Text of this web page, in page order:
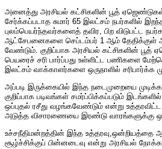
அனைத்து அரசியல் கட்சிகளின் பூத்
சேர்க்கப்படாத சுமார் 65 இலட்சம் நபர்களில்
புலம்பெயர்ந்தவர்களைத் தவிர, பிற விடுபட்ட
ஆட்சேபனைகளை செப்டம்பர் 1 ஆம் தேதிக்குள்
வேண்டும். குறிப்பாக அரசியல் கட்சிகளின்
பெயரைச் சரி பார்ப்பது உள்ளிட்ட பணிகளை
இலட்சம் வாக்காளர்களை ஒருநாளில் சரிபார்க்க
அப்படி இருக்கையில் இந்த நடைமுறையை
குறிப்பாக படிவங்கள் சமர்ப்பிக்கப்படும்
ஒப்புதல் ரசீது வழங்கவேண்டும் என்று
அடுத்த விசாரணையை இரண்டு வாரங்களுக்கு
உச்சநீதிமன்றத்தின் இந்த உத்தரவு,ஒன்றியத்தை
சூழ்ச்சிக்குப் பின்னடைவு என்று அரசியல்